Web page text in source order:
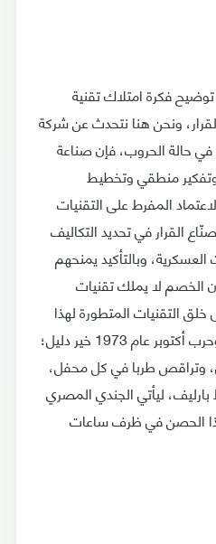
فكرة امتلاك تقنية
ونحن هنا نتحدث عن شركة
حالة الحروب، فإن صناعة
منطقي وتخطيط
المفرط على التقنيات
القرار في تحديد التكاليف
العسكرية، وبالتأكيد يمنحهم
الخصم لا يملك تقنيات
التقنيات المتطورة لهذا
الإحساس الزائف بالتفوق، وحرب أكتوبر عام 1973 خير دليل؛
وتراقص طربا في كل محفل،
ليأتي الجندي المصري
الحصن في ظرف ساعات